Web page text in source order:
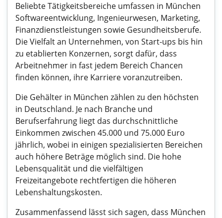
Beliebte Tätigkeitsbereiche umfassen in München
Softwareentwicklung, Ingenieurwesen, Marketing,
Finanzdienstleistungen sowie Gesundheitsberufe.
Die Vielfalt an Unternehmen, von Start-ups bis hin
zu etablierten Konzernen, sorgt dafür, dass
Arbeitnehmer in fast jedem Bereich Chancen
finden können, ihre Karriere voranzutreiben.
Die Gehälter in München zählen zu den höchsten
in Deutschland. Je nach Branche und
Berufserfahrung liegt das durchschnittliche
Einkommen zwischen 45.000 und 75.000 Euro
jährlich, wobei in einigen spezialisierten Bereichen
auch höhere Beträge möglich sind. Die hohe
Lebensqualität und die vielfältigen
Freizeitangebote rechtfertigen die höheren
Lebenshaltungskosten.
Zusammenfassend lässt sich sagen, dass München